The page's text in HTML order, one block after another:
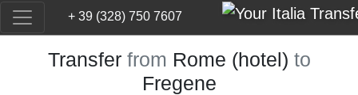
+ 39 (328) 750 7607
Transfer from Rome (hotel) to
Fregene